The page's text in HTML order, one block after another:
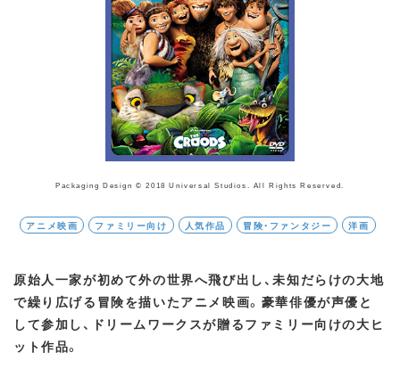
Packaging Design © 2018 Universal Studios. All Rights Reserved.
アニメ映画 ファミリー向け 人気作品 冒険・ファンタジー 洋画
原始人一家が初めて外の世界へ飛び出し、未知だらけの大地
で繰り広げる冒険を描いたアニメ映画。豪華俳優が声優と
して参加し、ドリームワークスが贈るファミリー向けの大ヒ
ット作品。